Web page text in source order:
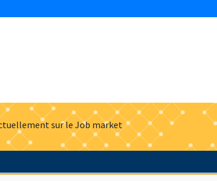
sur le Job market
légales Gestion des cookies Intranet